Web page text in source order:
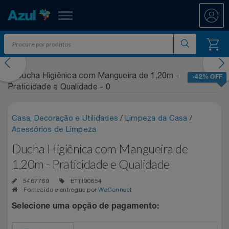
Azul Fidelidade
Shopping
7.8 PAYDAY
ATÉ 50% OFF DIA DOS PAIS
ENTRETENIMENTO PARA TODOS
Departamentos
Ar E Ventilação
Artesanato
Resgate
Associação Voar
Acumule Pontos
Accor
Meu Resgate Favorito
-42% OFF
Casa, Decoração e Utilidades/ Limpeza da Casa /
Acessórios de Limpeza
Ducha Higiênica com Mangueira de
1,20m - Praticidade e Qualidade
5467769
ETTI90654
Fornecido e entregue porWeConnect
Selecione uma opção de pagamento: